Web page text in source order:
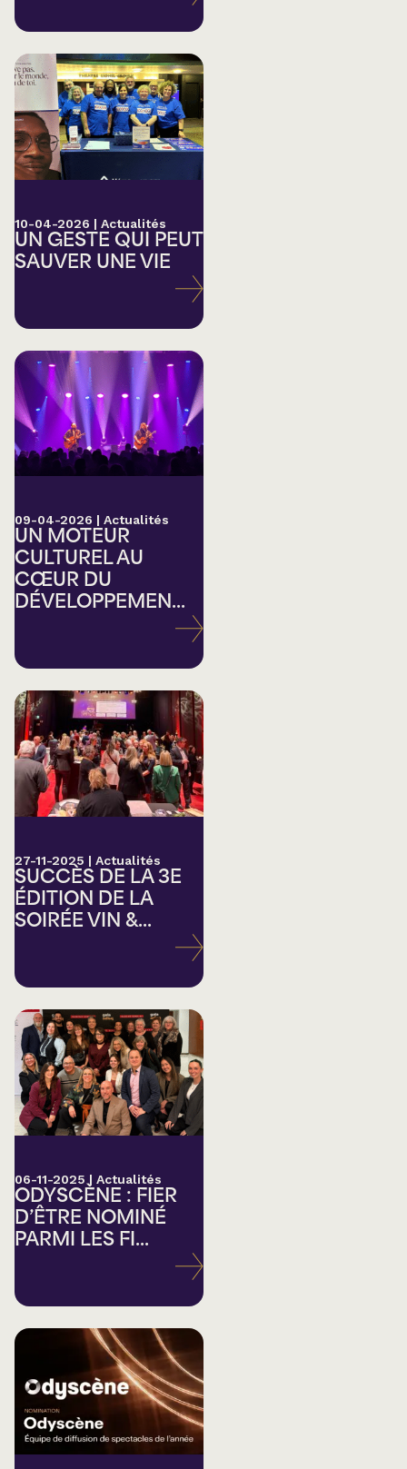
10-04-2026 | Actualités
UN GESTE QUI PEUT
SAUVER UNE VIE
09-04-2026 | Actualités
UN MOTEUR
CULTUREL AU
CŒUR DU
DÉVELOPPEMEN...
27-11-2025 | Actualités
SUCCÈS DE LA 3E
ÉDITION DE LA
SOIRÉE VIN &...
06-11-2025 | Actualités
ODYSCÈNE : FIER
D’ÊTRE NOMINÉ
PARMI LES FI...